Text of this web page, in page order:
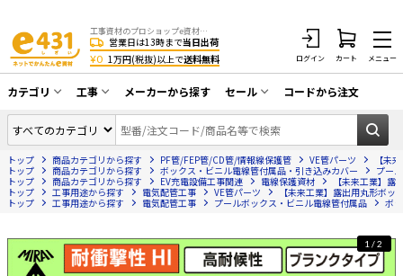
工事資材のプロショップe資材 CATV・アンテナ・防犯・光・LAN・電気・空調工事など
営業日は13時まで当日出荷
¥0 1万円(税抜)以上で送料無料 ログイン カート メニュー
カテゴリ
同軸ケーブル／テレビ用接栓／関連工具
アンテナ・取付金具・ブースター／CATV
部材類
配線補助具（モール・結束バンド・テー
プ類 他）
HDMIケーブル・周辺機器／RCAケーブル
工事
CATV・アンテナ工事
光工事・FTTH工事
エアコン・換気扇工事
LAN配線工事
メーカーから探す セール
在庫一掃セール
コードから注文
トップ 商品カテゴリから探す PF管/FEP管/CD管/情報線保護管 VE管パーツ
【未
トップ
商品カテゴリから探す ボックス・ビニル電線管付属品・引き込みカバー
プー
トップ
商品カテゴリから探す EV充電設備工事関連 電線保護資材
【未来工業】
トップ
工事用途から探す 電気配管工事 VE管パーツ
【未来工業】露出用丸形ボ
トップ
工事用途から探す 電気配管工事 プールボックス・ビニル電線管付属品 ボ
1/2